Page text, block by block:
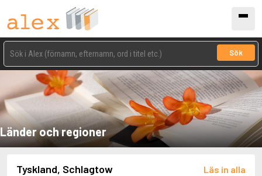
Sök
Länder och regioner
Tyskland, Schlagtow Läs in alla